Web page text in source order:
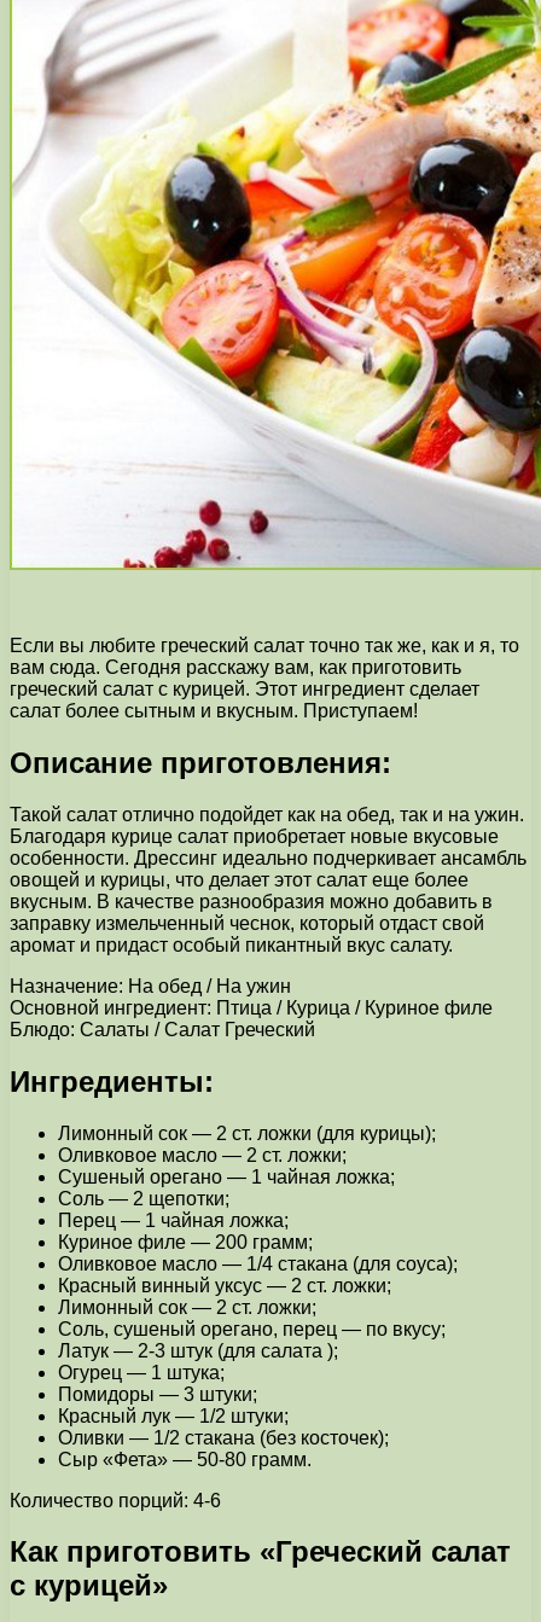
Если вы любите греческий салат точно так же, как и я, то
вам сюда. Сегодня расскажу вам, как приготовить
греческий салат с курицей. Этот ингредиент сделает
салат более сытным и вкусным. Приступаем!
Описание приготовления:
Такой салат отлично подойдет как на обед, так и на ужин.
Благодаря курице салат приобретает новые вкусовые
особенности. Дрессинг идеально подчеркивает ансамбль
овощей и курицы, что делает этот салат еще более
вкусным. В качестве разнообразия можно добавить в
заправку измельченный чеснок, который отдаст свой
аромат и придаст особый пикантный вкус салату.
Назначение: На обед / На ужин
Основной ингредиент: Птица / Курица / Куриное филе
Блюдо: Салаты / Салат Греческий
Ингредиенты:
Лимонный сок — 2 ст. ложки (для курицы);
Оливковое масло — 2 ст. ложки;
Сушеный орегано — 1 чайная ложка;
Соль — 2 щепотки;
Перец — 1 чайная ложка;
Куриное филе — 200 грамм;
Оливковое масло — 1/4 стакана (для соуса);
Красный винный уксус — 2 ст. ложки;
Лимонный сок — 2 ст. ложки;
Соль, сушеный орегано, перец — по вкусу;
Латук — 2-3 штук (для салата );
Огурец — 1 штука;
Помидоры — 3 штуки;
Красный лук — 1/2 штуки;
Оливки — 1/2 стакана (без косточек);
Сыр «Фета» — 50-80 грамм.
Количество порций: 4-6
Как приготовить «Греческий салат
с курицей»